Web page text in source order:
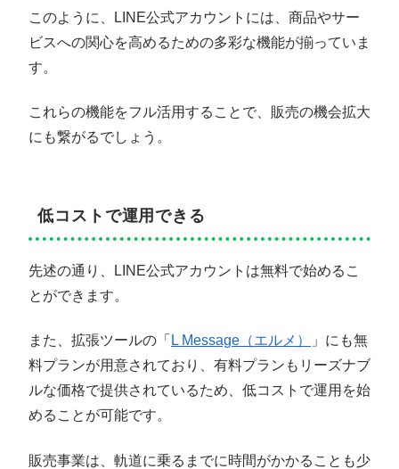
このように、LINE公式アカウントには、商品やサー
ビスへの関心を高めるための多彩な機能が揃っていま
す。
これらの機能をフル活用することで、販売の機会拡大
にも繋がるでしょう。
低コストで運用できる
先述の通り、LINE公式アカウントは無料で始めるこ
とができます。
また、拡張ツールの「 L Message（エルメ）
」にも無
料プランが用意されており、有料プランもリーズナブ
ルな価格で提供されているため、低コストで運用を始
めることが可能です。
販売事業は、軌道に乗るまでに時間がかかることも少